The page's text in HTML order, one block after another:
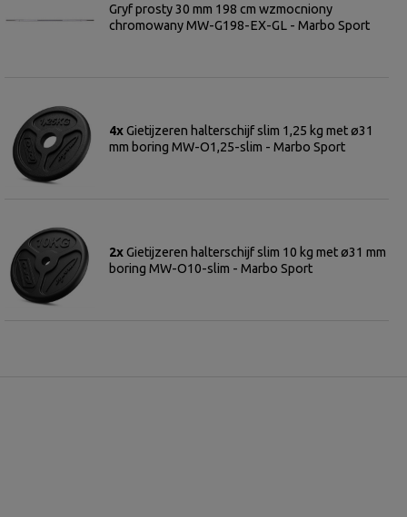
Gryf prosty 30 mm 198 cm wzmocniony
chromowany MW-G198-EX-GL - Marbo Sport
4xGietijzeren halterschijf slim 1,25 kg met ø31
mm boring MW-O1,25-slim - Marbo Sport
2xGietijzeren halterschijf slim 10 kg met ø31 mm
boring MW-O10-slim - Marbo Sport